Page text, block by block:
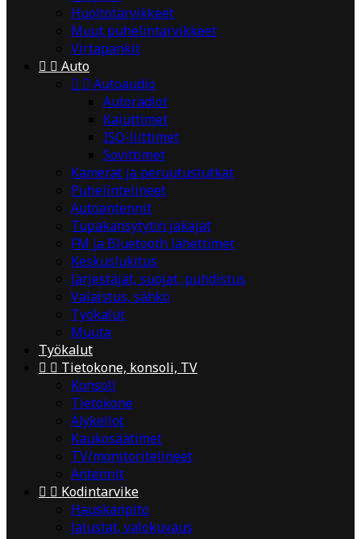
Huoltotarvikkeet
Muut puhelintarvikkeet
Virtapankit
  Auto
  Autoaudio
Autoradiot
Kaiuttimet
ISO-liittimet
Sovittimet
Kamerat ja peruutustutkat
Puhelintelineet
Autoantennit
Tupakansytytin jakajat
FM ja Bluetooth lähettimet
Keskuslukitus
Järjestäjät, suojat, puhdistus
Valaistus, sähkö
Työkalut
Muuta
Työkalut
  Tietokone, konsoli, TV
Konsoli
Tietokone
Älykellot
Kaukosäätimet
TV/monitoritelineet
Antennit
  Kodintarvike
Hauskanpito
Jalustat, valokuvaus